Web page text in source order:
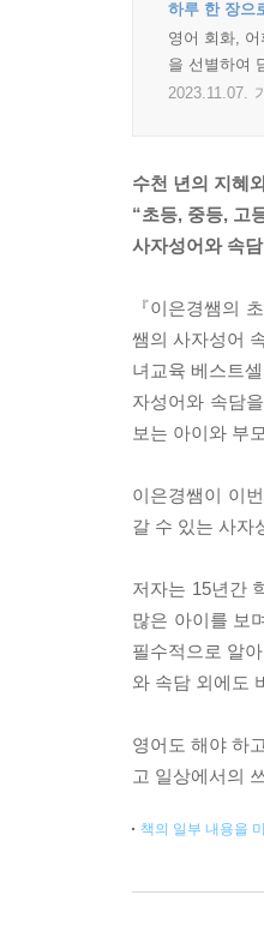
하루 한 장으
영어 회화,
을 선별하여
2023.11.07.
수천 년의 지혜
“초등, 중등, 고
사자성어와 속
『이은경쌤의
쌤의 사자성어
녀교육 베스트
자성어와 속담
보는 아이와 부
이은경쌤이 이
갈 수 있는 사자
저자는 15년간
많은 아이를 보
필수적으로 알
와 속담 외에도
영어도 해야 하
고 일상에서의
책의 일부 내용을